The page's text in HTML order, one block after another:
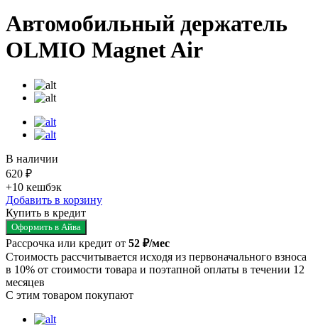
Автомобильный держатель
OLMIO Magnet Air
В наличии
620 ₽
+10 кешбэк
Добавить в корзину
Купить в кредит
Оформить в Айва
Рассрочка или кредит от 52 ₽/мес
Стоимость рассчитывается исходя из первоначального взноса
в 10% от стоимости товара и поэтапной оплаты в течении 12
месяцев
С этим товаром покупают